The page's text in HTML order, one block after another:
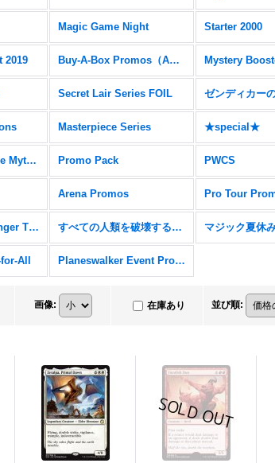
Magic Game Night Starter 2000
2019 Buy-A-Box Promos（AER） Mystery
Secret Lair Series FOIL
Masterpiece Series ★special★
Ravnica Allegiance Mythic Edition Promo Pack PWCS
Arena Promos Pro Tour
Secret Lair x Stranger Things すべての人類を破壊する。それらは再生できない。
All Planeswalker Event Promos
画像: 在庫あり 並び順: